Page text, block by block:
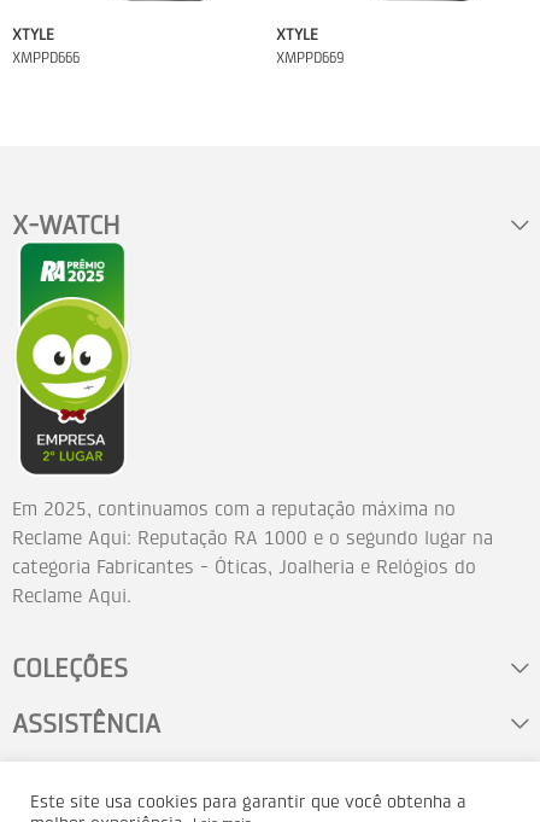
XTYLE
XMPPD666
XTYLE
XMPPD669
X-WATCH
Em 2025, continuamos com a reputação máxima no
Reclame Aqui: Reputação RA 1000 e o segundo lugar na
categoria Fabricantes - Óticas, Joalheria e Relógios do
Reclame Aqui.
COLEÇÕES
ASSISTÊNCIA
Este site usa cookies para garantir que você obtenha a